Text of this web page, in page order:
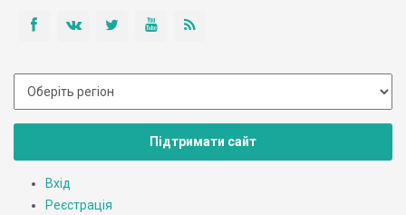
Підтримати сайт
Вхід
Реєстрація